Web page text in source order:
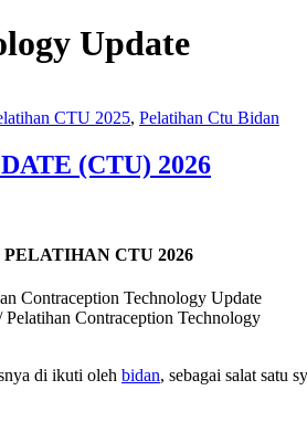
Update
CTU 2025, Pelatihan Ctu Bidan
(CTU) 2026
PELATIHAN CTU 2026
Pelatihan Contraception Technology
di ikuti oleh bidan, sebagai salat satu